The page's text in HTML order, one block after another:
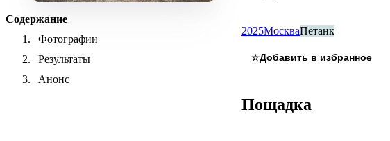
Содержание
Фотографии
Результаты
Анонс
2025МоскваПетанк
☆
Пощадка